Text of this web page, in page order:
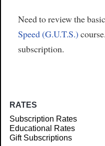
Need to review the
Speed (G.U.T.S.)
subscription.
RATES
Subscription Rates
Educational Rates
Gift Subscriptions